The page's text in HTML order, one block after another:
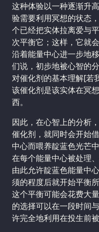
这种体验以一种逐渐升
验需要利用冥想的状态
个已经把实体拉离爱与
次平衡它；这样，它就
沿着能量中心进一步地
们说，初步地被心智的
对催化剂的基本理解[若
该催化剂是该实体在冥
西。
因此，在心智上的分析
催化剂，就同时会开始
中心而喂养靛蓝色光芒
在每个能量中心被处理
由此允许靛蓝色能量中
须的程度后就开始平衡
这个平衡可能会花费大
的选择可以在一段时间
许完全地利用在投生前